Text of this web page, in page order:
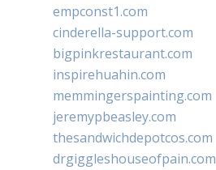
empconst1.com
cinderella-support.com
bigpinkrestaurant.com
inspirehuahin.com
memmingerspainting.com
jeremypbeasley.com
thesandwichdepotcos.com
drgiggleshouseofpain.com